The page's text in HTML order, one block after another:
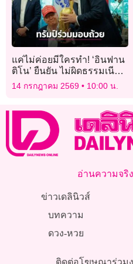
แค่ไม่ค่อยมีใครทำ! ‘อินฟาน
ติโน’ ยืนยัน ไม่ผิดธรรมเนียม
‘ทรัมป์’ ร่วมมอบถ้วยแชมป์
บอลโลก
14 กรกฎาคม 2569 10:00 น.
อ่านความจริ
ข่าวเดลินิวส์
บทความ
ดวง-หวย
ติดต่อโฆษณาร่วม